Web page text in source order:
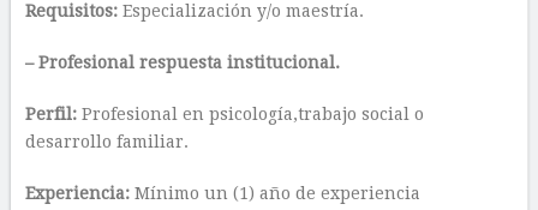
Requisitos: Especialización y/o maestría.
– Profesional respuesta institucional.
Perfil: Profesional en psicología,trabajo social o
desarrollo familiar.
Experiencia:Mínimo un (1) año de experiencia